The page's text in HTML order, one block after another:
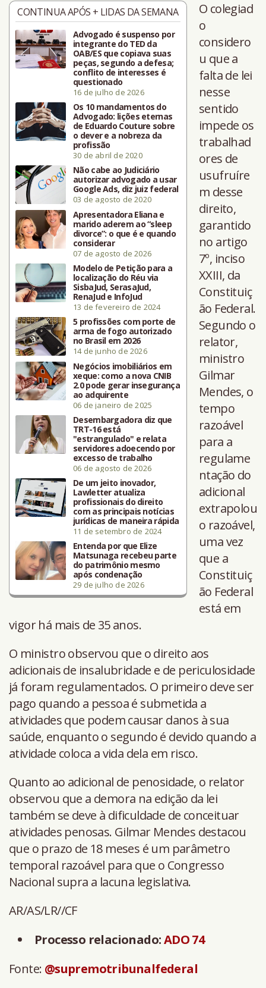
CONTINUA APÓS + LIDAS DA SEMANA
Advogado é suspenso por
integrante do TED da
OAB/ES que copiava suas
peças, segundo a defesa;
conflito de interesses é
questionado
16 de julho de 2026
Os 10 mandamentos do
Advogado: lições eternas
de Eduardo Couture sobre
o dever e a nobreza da
profissão
30 de abril de 2020
Não cabe ao Judiciário
autorizar advogado a usar
Google Ads, diz juiz federal
03 de agosto de 2020
Apresentadora Eliana e
marido aderem ao “sleep
divorce”: o que é e quando
considerar
07 de agosto de 2026
Modelo de Petição para a
localização do Réu via
SisbaJud, SerasaJud,
RenaJud e InfoJud
13 de fevereiro de 2024
5 profissões com porte de
arma de fogo autorizado
no Brasil em 2026
14 de junho de 2026
Negócios imobiliários em
xeque: como a nova CNIB
2.0 pode gerar insegurança
ao adquirente
06 de janeiro de 2025
Desembargadora diz que
TRT-16 está
"estrangulado" e relata
servidores adoecendo por
excesso de trabalho
06 de agosto de 2026
De um jeito inovador,
Lawletter atualiza
profissionais do direito
com as principais notícias
jurídicas de maneira rápida
11 de setembro de 2024
Entenda por que Elize
Matsunaga recebeu parte
do patrimônio mesmo
após condenação
29 de julho de 2026
O colegiad
o
considero
u que a
falta de lei
nesse
sentido
impede os
trabalhad
ores de
usufruíre
m desse
direito,
garantido
no artigo
7º, inciso
XXIII, da
Constituiç
ão Federal.
Segundo o
relator,
ministro
Gilmar
Mendes, o
tempo
razoável
para a
regulame
ntação do
adicional
extrapolou
o razoável,
uma vez
que a
Constituiç
ão Federal
está em
vigor há mais de 35 anos.
O ministro observou que o direito aos
adicionais de insalubridade e de periculosidade
já foram regulamentados. O primeiro deve ser
pago quando a pessoa é submetida a
atividades que podem causar danos à sua
saúde, enquanto o segundo é devido quando a
atividade coloca a vida dela em risco.
Quanto ao adicional de penosidade, o relator
observou que a demora na edição da lei
também se deve à dificuldade de conceituar
atividades penosas. Gilmar Mendes destacou
que o prazo de 18 meses é um parâmetro
temporal razoável para que o Congresso
Nacional supra a lacuna legislativa.
AR/AS/LR//CF
Processo relacionado:ADO 74
Fonte: @supremotribunalfederal